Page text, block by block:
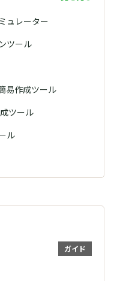
ュレーター
ツール
易作成ツール
ツール
ル
ガイド